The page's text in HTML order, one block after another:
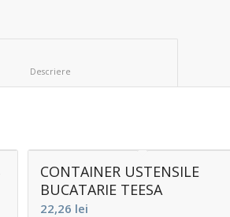
CONTAINER USTENSILE
BUCATARIE TEESA
22,26 lei